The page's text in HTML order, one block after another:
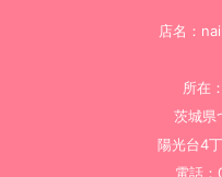
店名：
所在
茨城県
陽光台4
電話